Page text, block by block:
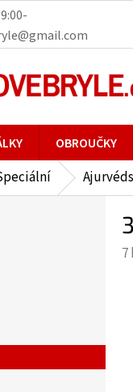
OBROUČKY
7